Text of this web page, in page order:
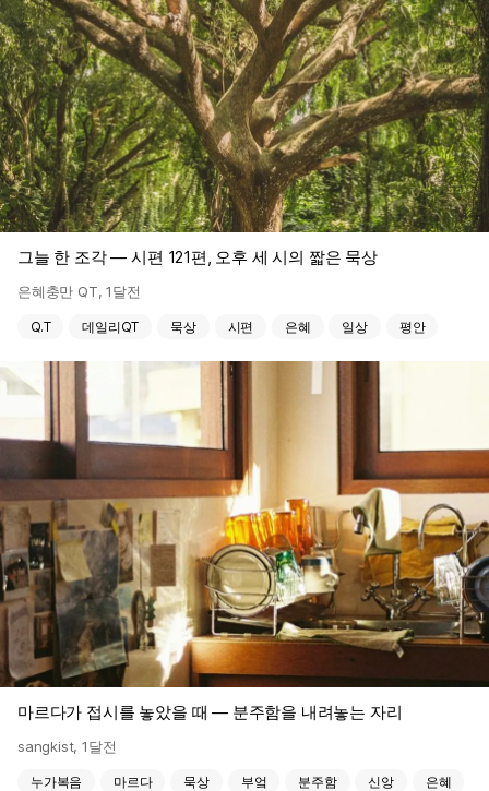
그늘 한 조각 — 시편 121편, 오후 세 시의 짧은 묵상
은혜충만 QT,1달전
Q.T 데일리QT 묵상 시편 은혜 일상 평안
마르다가 접시를 놓았을 때 — 분주함을 내려놓는 자리
sangkist,1달전
누가복음 마르다 묵상 부엌 분주함 신앙 은혜